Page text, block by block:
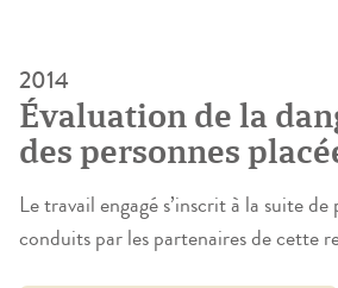
2014
Évaluation de la
des personnes
main de justice.
mise en œuvre d’un
d’investigation
Le travail engagé s’inscrit à la suite
conduits par les partenaires de cette